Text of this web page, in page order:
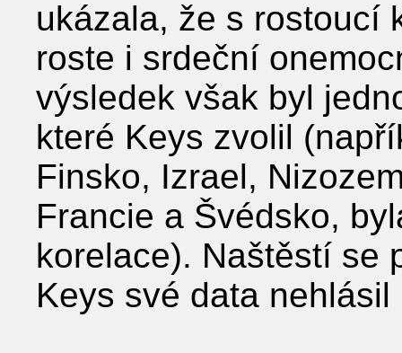
ukázala, že s rostoucí
roste i srdeční
výsledek však byl
které Keys zvolil
Finsko, Izrael,
Francie a Švédsko,
korelace). Naštěstí se
Keys své data nehlásil